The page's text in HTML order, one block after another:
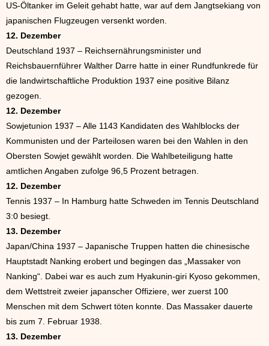
US-Öltanker im Geleit gehabt hatte, war auf dem Jangtsekiang von
japanischen Flugzeugen versenkt worden.
12. Dezember
Deutschland 1937 – Reichsernährungsminister und
Reichsbauernführer Walther Darre hatte in einer Rundfunkrede für
die landwirtschaftliche Produktion 1937 eine positive Bilanz
gezogen.
12. Dezember
Sowjetunion 1937 – Alle 1143 Kandidaten des Wahlblocks der
Kommunisten und der Parteilosen waren bei den Wahlen in den
Obersten Sowjet gewählt worden. Die Wahlbeteiligung hatte
amtlichen Angaben zufolge 96,5 Prozent betragen.
12. Dezember
Tennis 1937 – In Hamburg hatte Schweden im Tennis Deutschland
3:0 besiegt.
13. Dezember
Japan/China 1937 – Japanische Truppen hatten die chinesische
Hauptstadt Nanking erobert und begingen das „Massaker von
Nanking“. Dabei war es auch zum Hyakunin-giri Kyoso gekommen,
dem Wettstreit zweier japanscher Offiziere, wer zuerst 100
Menschen mit dem Schwert töten konnte. Das Massaker dauerte
bis zum 7. Februar 1938.
13. Dezember